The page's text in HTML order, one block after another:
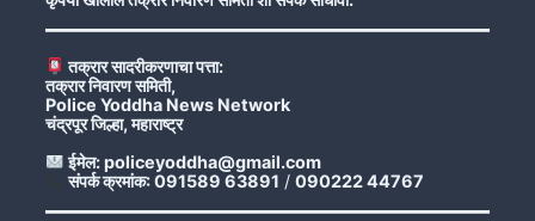
तक्रार सादरीकरणाचा पत्ता:
तक्रार निवारण समिती,
Police Yoddha News Network
चंद्रपूर जिल्हा, महाराष्ट्र
ईमेल: policeyoddha@gmail.com
संपर्क क्रमांक: 091589 63891 / 090222 44767